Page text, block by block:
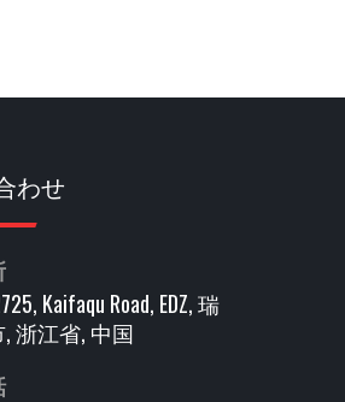
わせ
Kaifaqu Road, EDZ, 瑞
浙江省, 中国